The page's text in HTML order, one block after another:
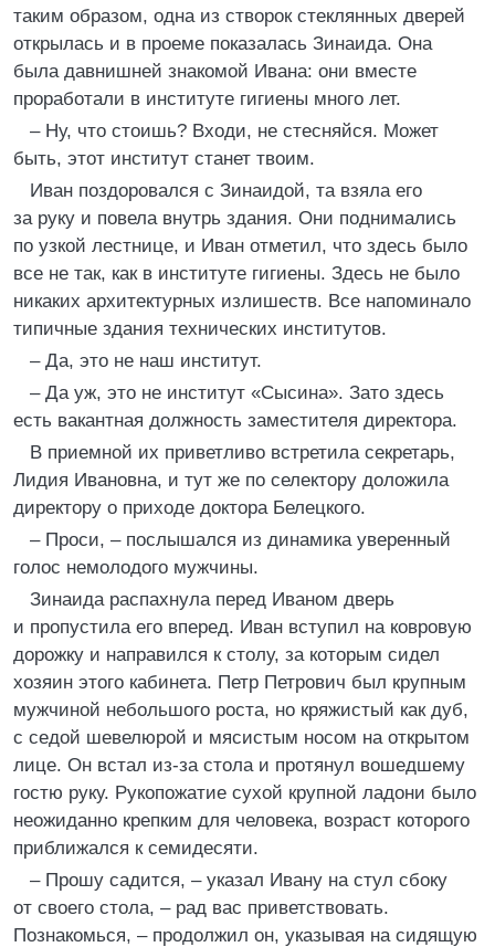
таким образом, одна из створок стеклянных дверей
открылась и в проеме показалась Зинаида. Она
была давнишней знакомой Ивана: они вместе
проработали в институте гигиены много лет.
– Ну, что стоишь? Входи, не стесняйся. Может
быть, этот институт станет твоим.
Иван поздоровался с Зинаидой, та взяла его
за руку и повела внутрь здания. Они поднимались
по узкой лестнице, и Иван отметил, что здесь было
все не так, как в институте гигиены. Здесь не было
никаких архитектурных излишеств. Все напоминало
типичные здания технических институтов.
– Да, это не наш институт.
– Да уж, это не институт «Сысина». Зато здесь
есть вакантная должность заместителя директора.
В приемной их приветливо встретила секретарь,
Лидия Ивановна, и тут же по селектору доложила
директору о приходе доктора Белецкого.
– Проси, – послышался из динамика уверенный
голос немолодого мужчины.
Зинаида распахнула перед Иваном дверь
и пропустила его вперед. Иван вступил на ковровую
дорожку и направился к столу, за которым сидел
хозяин этого кабинета. Петр Петрович был крупным
мужчиной небольшого роста, но кряжистый как дуб,
с седой шевелюрой и мясистым носом на открытом
лице. Он встал из-за стола и протянул вошедшему
гостю руку. Рукопожатие сухой крупной ладони было
неожиданно крепким для человека, возраст которого
приближался к семидесяти.
– Прошу садится, – указал Ивану на стул сбоку
от своего стола, – рад вас приветствовать.
Познакомься, – продолжил он, указывая на сидящую